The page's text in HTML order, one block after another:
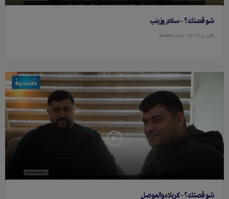
شو قصتك؟ – سلام وزينب
الأثنين م ٢٩ ۰٣ ٢۰١٩ هـ ١٣٥٥/١٢/NaN
شو قصتك؟ – كربلاء والموصل